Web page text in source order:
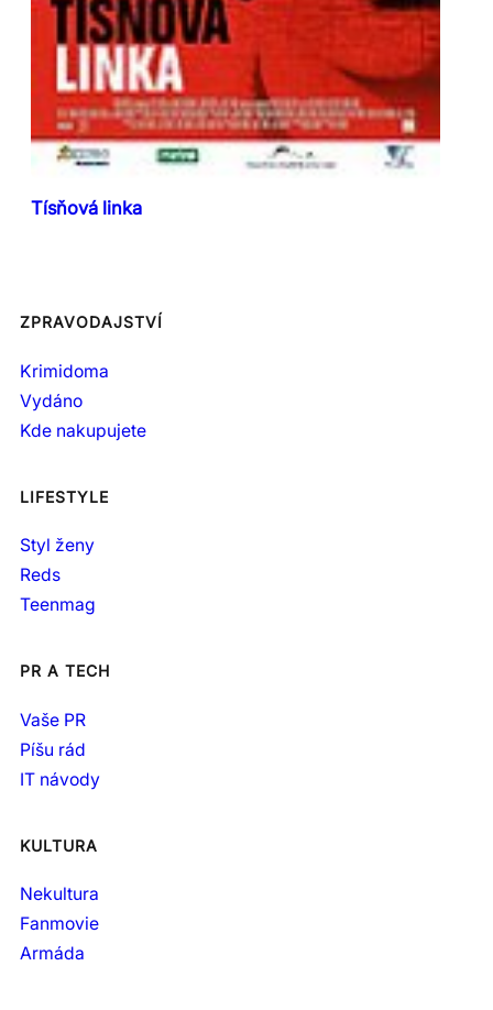
Tísňová linka
ZPRAVODAJSTVÍ
Krimidoma
Vydáno
Kde nakupujete
LIFESTYLE
Styl ženy
Reds
Teenmag
PR A TECH
Vaše PR
Píšu rád
IT návody
KULTURA
Nekultura
Fanmovie
Armáda